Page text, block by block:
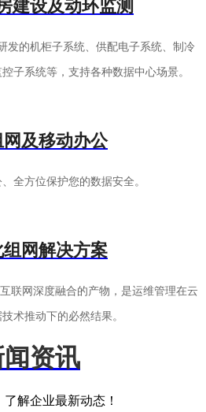
建设及动环监测
发的机柜子系统、供配电子系统、制冷
子系统等，支持各种数据中心场景。
及移动办公
全方位保护您的数据安全。
网解决方案
联网深度融合的产物，是运维管理在云
术推动下的必然结果。
闻资讯
解企业最新动态！